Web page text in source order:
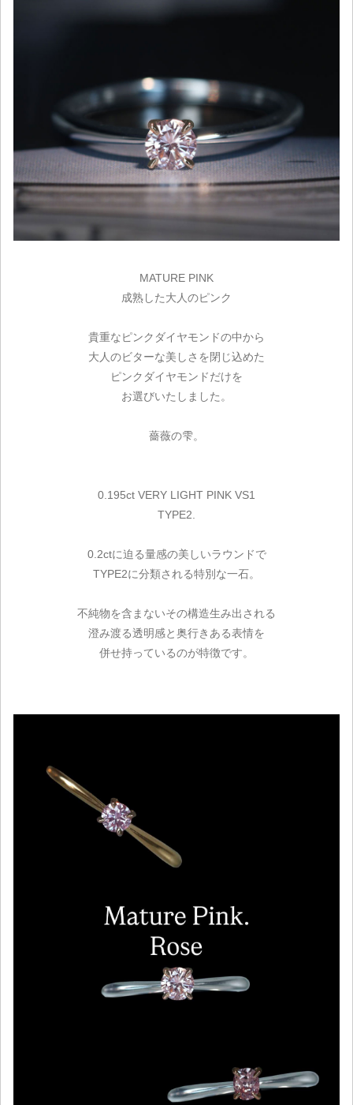
MATUR​E PINK
成熟した大人のピンク
貴重なピンクダイヤモンドの中から
大人のビターな美しさを閉じ込めた
ピンクダイヤモンドだけを
お選びいたしました。
薔薇の雫。
0.195ct VERY LIGHT PINK VS1
TYPE2.
0.2ctに迫る量感の美しいラウンドで
TYPE2に分類される特別な一石。
不純物を含まないその構造生み出される
澄み渡る透明感と奥行きある表情を
併せ持っているのが特徴です。